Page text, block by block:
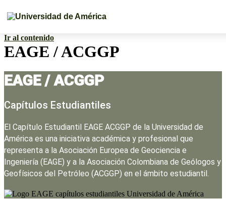
Ir al contenido
EAGE / ACGGP
EAGE / ACGGP
Capítulos Estudiantiles
El Capítulo Estudiantil EAGE ACGGP de la Universidad de
América es una iniciativa académica y profesional que
representa a la Asociación Europea de Geociencia e
Ingeniería (EAGE) y a la Asociación Colombiana de Geólogos y
Geofísicos del Petróleo (ACGGP) en el ámbito estudiantil.